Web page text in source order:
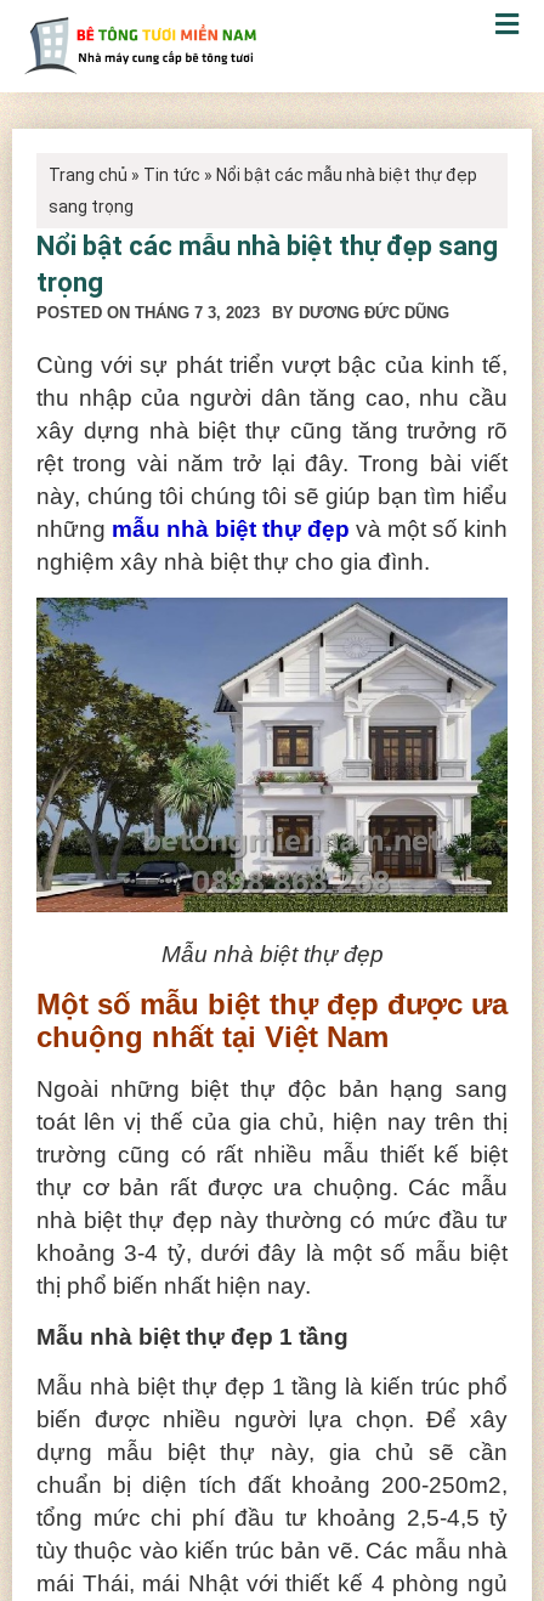
Trang chủ » Tin tức » Nổi bật các mẫu nhà biệt thự đẹp
sang trọng
Nổi bật các mẫu nhà biệt thự đẹp sang
trọng
POSTED ON THÁNG 7 3, 2023 BY DƯƠNG ĐỨC DŨNG
Cùng với sự phát triển vượt bậc của kinh tế,
thu nhập của người dân tăng cao, nhu cầu
xây dựng nhà biệt thự cũng tăng trưởng rõ
rệt trong vài năm trở lại đây. Trong bài viết
này, chúng tôi chúng tôi sẽ giúp bạn tìm hiểu
những mẫu nhà biệt thự đẹp và một số kinh
nghiệm xây nhà biệt thự cho gia đình.
Mẫu nhà biệt thự đẹp
Một số mẫu biệt thự đẹp được ưa
chuộng nhất tại Việt Nam
Ngoài những biệt thự độc bản hạng sang
toát lên vị thế của gia chủ, hiện nay trên thị
trường cũng có rất nhiều mẫu thiết kế biệt
thự cơ bản rất được ưa chuộng. Các mẫu
nhà biệt thự đẹp này thường có mức đầu tư
khoảng 3-4 tỷ, dưới đây là một số mẫu biệt
thị phổ biến nhất hiện nay.
Mẫu nhà biệt thự đẹp 1 tầng
Mẫu nhà biệt thự đẹp 1 tầng là kiến trúc phổ
biến được nhiều người lựa chọn. Để xây
dựng mẫu biệt thự này, gia chủ sẽ cần
chuẩn bị diện tích đất khoảng 200-250m2,
tổng mức chi phí đầu tư khoảng 2,5-4,5 tỷ
tùy thuộc vào kiến trúc bản vẽ. Các mẫu nhà
mái Thái, mái Nhật với thiết kế 4 phòng ngủ